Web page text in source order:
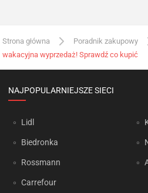
Strona główna Poradnik zakupowy
wakacyjna wyprzedaż! Sprawdź co kupić
NAJPOPULARNIEJSZE SIECI
Lidl
Biedronka
Rossmann
Carrefour